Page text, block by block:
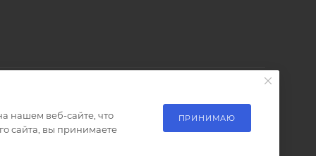
нашем веб-сайте, что
сайта, вы принимаете
ПРИНИМАЮ